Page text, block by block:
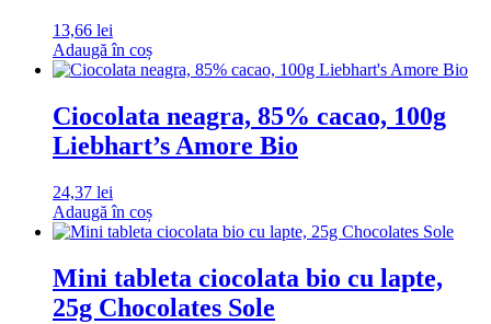
13,66 lei
Adaugă în coș
Ciocolata neagra, 85% cacao, 100g
Liebhart’s Amore Bio
24,37 lei
Adaugă în coș
Mini tableta ciocolata bio cu lapte,
25g Chocolates Sole